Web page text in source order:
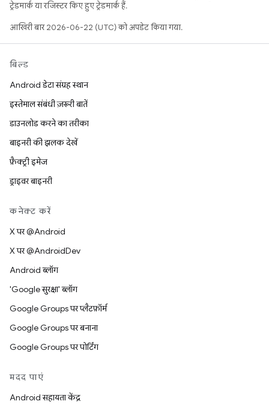
ट्रेडमार्क या रजिस्टर किए हुए ट्रेडमार्क हैं.
आखिरी बार 2026-06-22 (UTC) को अपडेट किया गया.
बिल्ड
Android डेटा संग्रह स्थान
इस्तेमाल संबंधी ज़रूरी बातें
डाउनलोड करने का तरीका
बाइनरी की झलक देखें
फ़ैक्ट्री इमेज
ड्राइवर बाइनरी
कनेक्ट करें
X पर @Android
X पर @AndroidDev
Android ब्लॉग
'Google सुरक्षा' ब्लॉग
Google Groups पर प्लैटफ़ॉर्म
Google Groups पर बनाना
Google Groups पर पोर्टिंग
मदद पाएं
Android सहायता केंद्र